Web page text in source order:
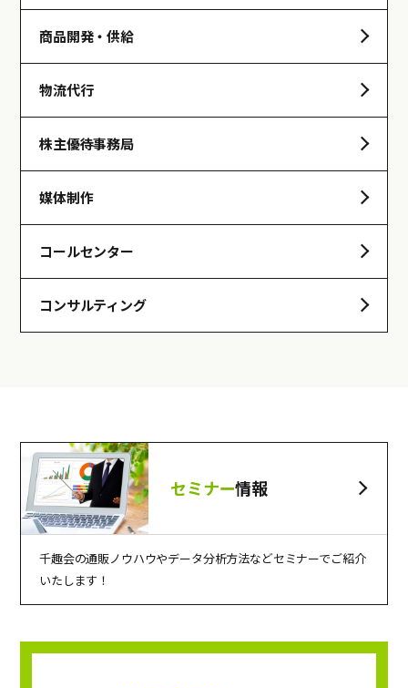
商品開発・供給
物流代行
株主優待事務局
媒体制作
コールセンター
コンサルティング
セミナー情報
千趣会の通販ノウハウやデータ分析方法などセミナーでご紹介
いたします！